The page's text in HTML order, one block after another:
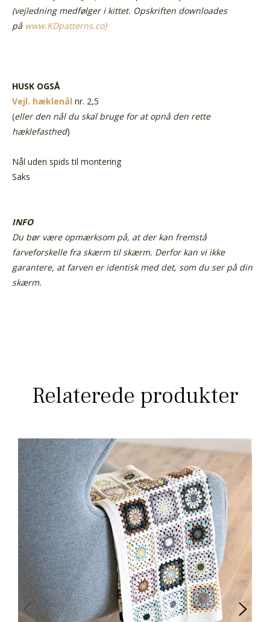
(vejledning medfølger i kittet. Opskriften downloades
på www.KDpatterns.co)
HUSK OGSÅ
Vejl. hæklenål nr. 2,5
(eller den nål du skal bruge for at opnå den rette
hæklefasthed)
Nål uden spids til montering
Saks
INFO
Du bør være opmærksom på, at der kan fremstå
farveforskelle fra skærm til skærm. Derfor kan vi ikke
garantere, at farven er identisk med det, som du ser på din
skærm.
Relaterede produkter